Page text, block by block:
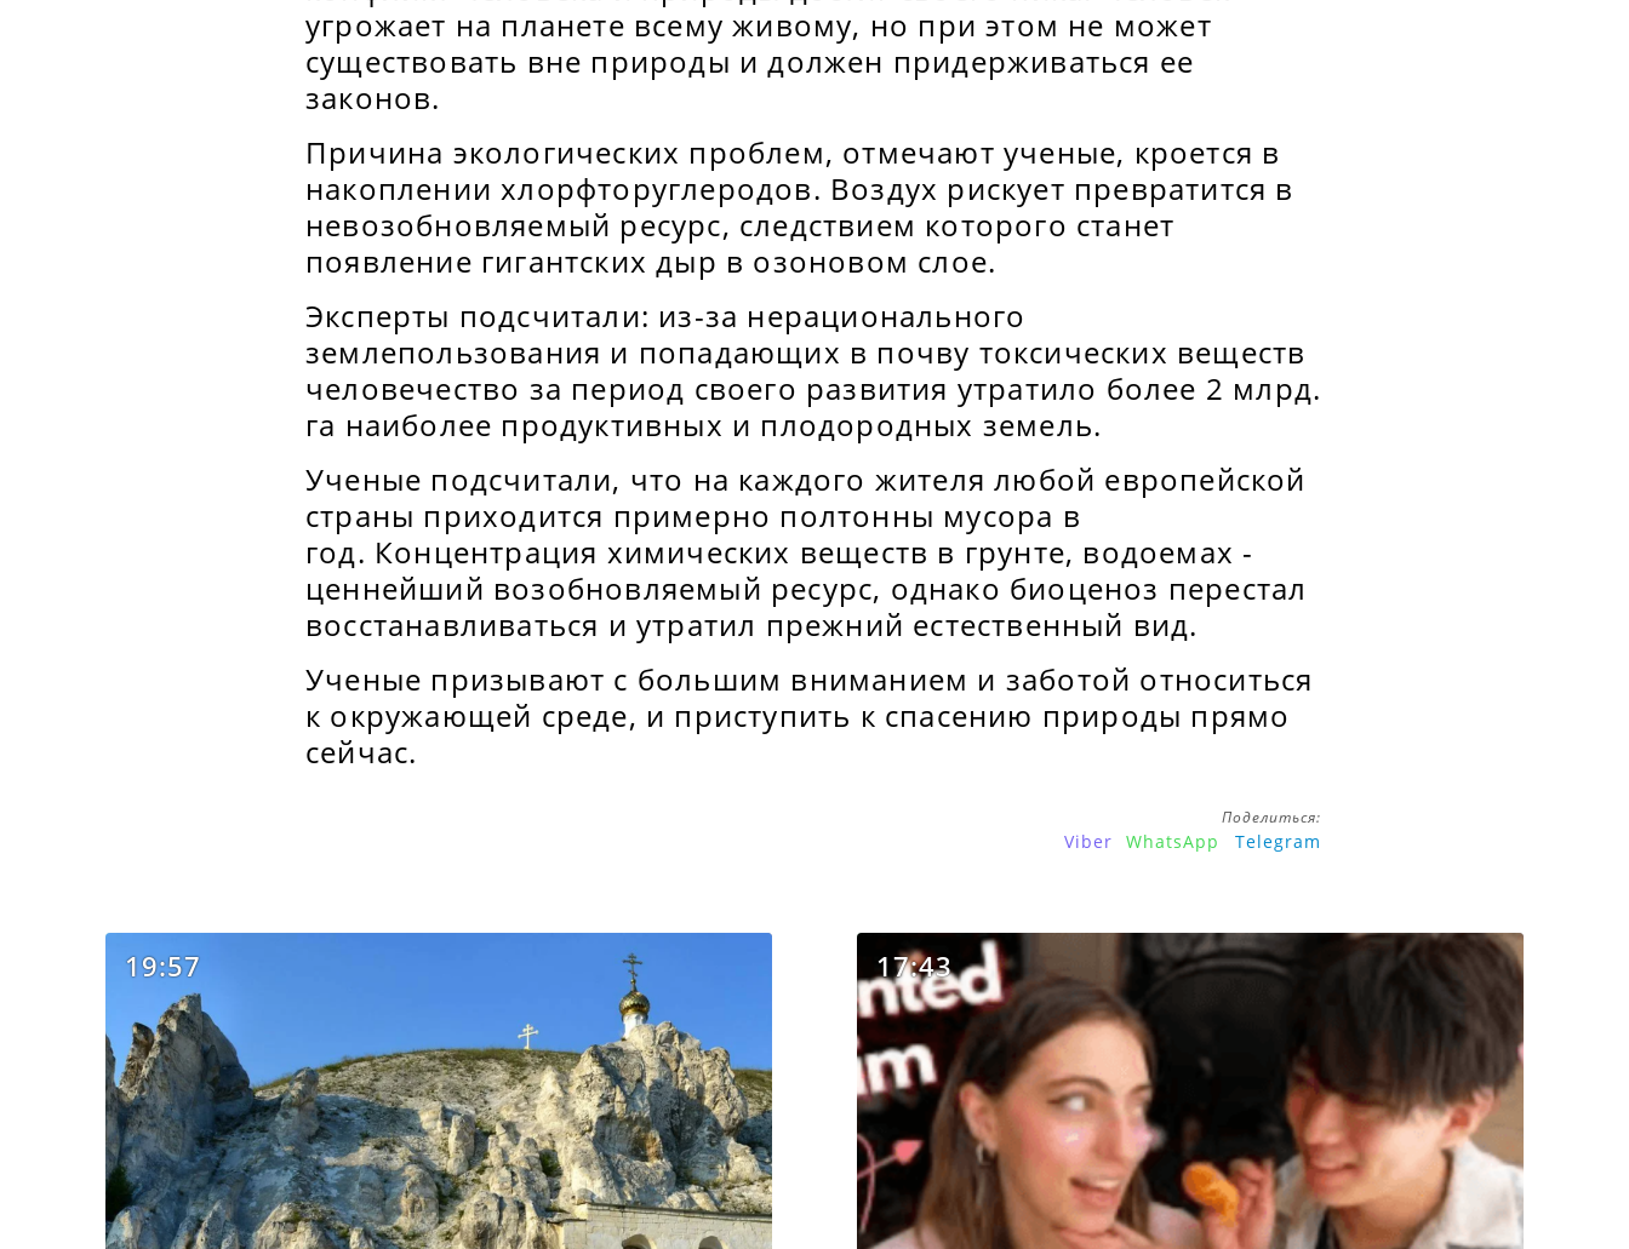
угрожает на планете всему живому, но при этом не может
существовать вне природы и должен придерживаться ее
законов.
Причина экологических проблем, отмечают ученые, кроется в
накоплении хлорфторуглеродов. Воздух рискует превратится в
невозобновляемый ресурс, следствием которого станет
появление гигантских дыр в озоновом слое.
Эксперты подсчитали: из-за нерационального
землепользования и попадающих в почву токсических веществ
человечество за период своего развития утратило более 2 млрд.
га наиболее продуктивных и плодородных земель.
Ученые подсчитали, что на каждого жителя любой европейской
страны приходится примерно полтонны мусора в
год. Концентрация химических веществ в грунте, водоемах -
ценнейший возобновляемый ресурс, однако биоценоз перестал
восстанавливаться и утратил прежний естественный вид.
Ученые призывают с большим вниманием и заботой относиться
к окружающей среде, и приступить к спасению природы прямо
сейчас.
Поделиться:
Viber WhatsApp Telegram
19:57 17:43